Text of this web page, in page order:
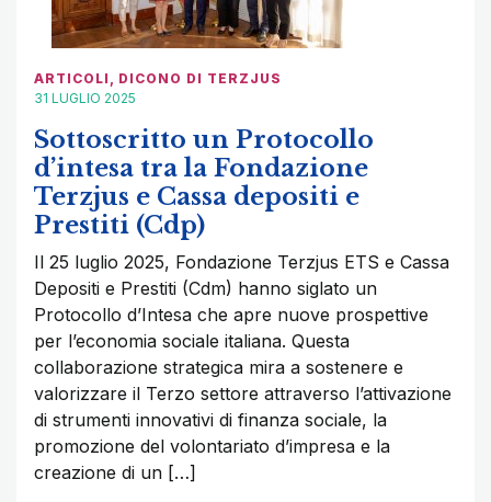
ARTICOLI , DICONO DI TERZJUS
31 LUGLIO 2025
Sottoscritto un Protocollo
d’intesa tra la Fondazione
Terzjus e Cassa depositi e
Prestiti (Cdp)
Il 25 luglio 2025, Fondazione Terzjus ETS e Cassa
Depositi e Prestiti (Cdm) hanno siglato un
Protocollo d’Intesa che apre nuove prospettive
per l’economia sociale italiana. Questa
collaborazione strategica mira a sostenere e
valorizzare il Terzo settore attraverso l’attivazione
di strumenti innovativi di finanza sociale, la
promozione del volontariato d’impresa e la
creazione di un […]